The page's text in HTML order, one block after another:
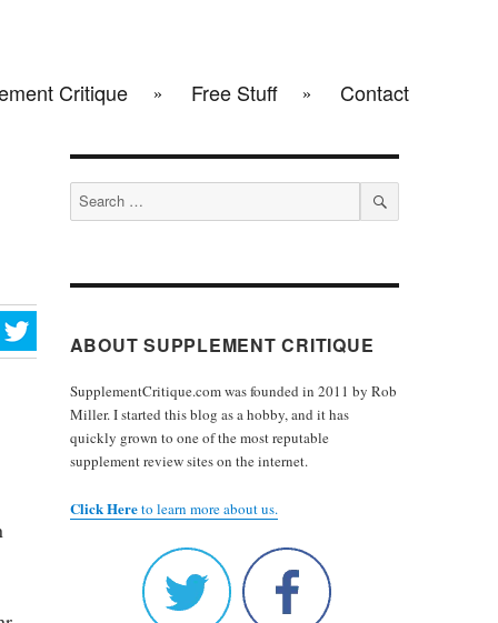
Critique Free Stuff Contact
Search
for:
SEARCH
ABOUT SUPPLEMENT CRITIQUE
SupplementCritique.com was founded in 2011 by Rob
Miller. I started this blog as a hobby, and it has
quickly grown to one of the most reputable
supplement review sites on the internet.
Click Hereto learn more about us.